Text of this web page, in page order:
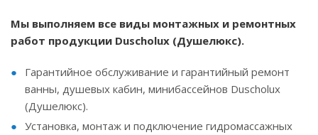
Мы выполняем все виды монтажных и ремонтных
работ продукции Duscholux (Душелюкс).
Гарантийное обслуживание и гарантийный ремонт
ванны, душевых кабин, минибассейнов Duscholux
(Душелюкс).
Установка, монтаж и подключение гидромассажных